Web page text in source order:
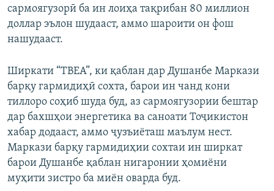
сармоягузорӣ ба ин лоиҳа тақрибан 80 миллион
доллар эълон шудааст, аммо шароити он фош
нашудааст.
Ширкати “TBEA”, ки қаблан дар Душанбе Маркази
барқу гармидиҳӣ сохта, барои ин чанд кони
тиллоро соҳиб шуда буд, аз сармоягузории бештар
дар бахшҳои энергетика ва саноати Тоҷикистон
хабар додааст, аммо ҷузъиёташ маълум нест.
Маркази барқу гармидиҳии сохтаи ин ширкат
барои Душанбе қаблан нигаронии ҳомиёни
муҳити зистро ба миён оварда буд.